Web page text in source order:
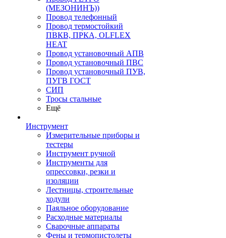
(МЕЗОНИНЪ))
Провод телефонный
Провод термостойкий
ПВКВ, ПРКА, OLFLEX
HEAT
Провод установочный АПВ
Провод установочный ПВС
Провод установочный ПУВ,
ПУГВ ГОСТ
СИП
Тросы стальные
Ещё
Инструмент
Измерительные приборы и
тестеры
Инструмент ручной
Инструменты для
опрессовки, резки и
изоляции
Лестницы, строительные
ходули
Паяльное оборудование
Расходные материалы
Сварочные аппараты
Фены и термопистолеты